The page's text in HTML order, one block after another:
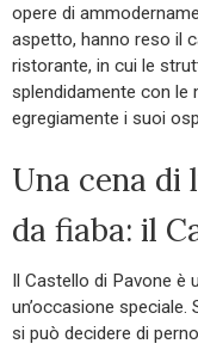
opere di
aspetto, hanno reso il
ristorante, in cui le
splendidamente con le
egregiamente i suoi
Una cena di
da fiaba: il
Il Castello di Pavone è
un’occasione
si può decidere di